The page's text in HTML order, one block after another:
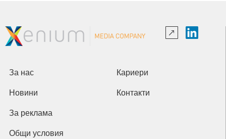
За нас Кариери
Новини Контакти
За реклама
Общи условия